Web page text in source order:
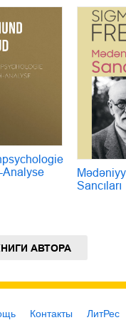
Analyse
Sancıları
АВТОРА
Контакты ЛитРес